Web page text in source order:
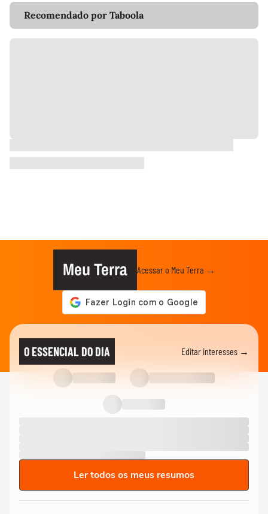
Recomendado por Taboola
Meu Terra Acessar o Meu Terra →
O ESSENCIAL DO DIA Editar interesses →
Ler todos os meus resumos